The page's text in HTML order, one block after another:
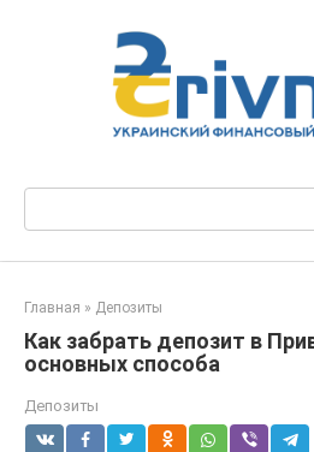
Поиск:
Главная » Депозиты
Как забрать депозит в
основных способа
Депозиты